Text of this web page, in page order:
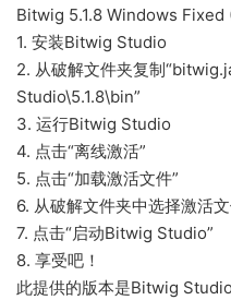
Bitwig 5.1.8 Windows Fixed
1. 安装Bitwig Studio
2. 从破解文件夹复制
Studio\5.1.8\bin”
3. 运行Bitwig Studio
4. 点击“离线激活”
5. 点击“加载激活文件”
6. 从破解文件夹中选择激活
7. 点击“启动Bitwig Studio”
8. 享受吧！
此提供的版本是Bitwig